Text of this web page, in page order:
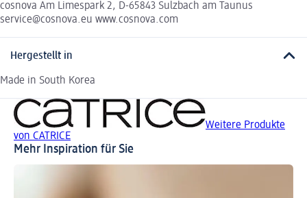
cosnova Am Limespark 2, D-65843 Sulzbach am Taunus
service@cosnova.eu www.cosnova.com
Hergestellt in
Made in South Korea
Weitere Produkte
von CATRICE
Mehr Inspiration für Sie